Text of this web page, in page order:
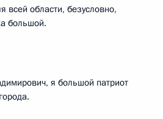
всей области, безусловно,
большой.
я большой патриот